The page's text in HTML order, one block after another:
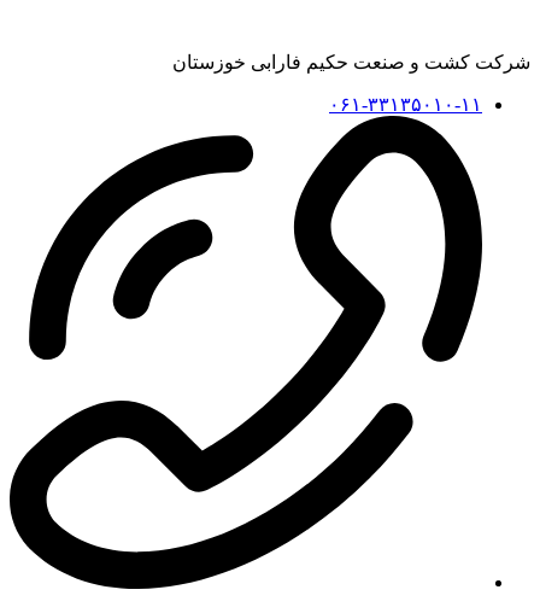
شرکت کشت و صنعت حکیم فارابی خوزستان
۰۶۱-۳۳۱۳۵۰۱۰-۱۱